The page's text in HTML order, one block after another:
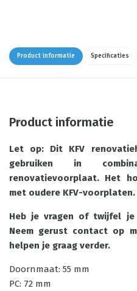
Product informatie Specificaties
Product informatie
Let op: Dit KFV
gebruiken in
renovatievoorplaat. Het
met oudere KFV-voorplaten.
Heb je vragen of twijfel
Neem gerust contact op
helpen je graag verder.
Doornmaat: 55 mm
PC: 72 mm